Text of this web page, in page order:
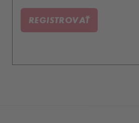
REGISTROVAŤ